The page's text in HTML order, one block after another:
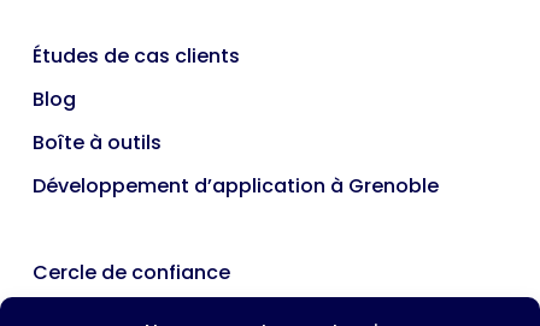
Études de cas clients
Blog
Boîte à outils
Développement d’application à Grenoble
Cercle de confiance